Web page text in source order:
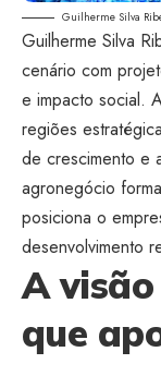
Guilherme Silva
Guilherme Silva
cenário com
e impacto social.
regiões
de crescimento e
agronegócio
posiciona o
desenvolvimento
A
que